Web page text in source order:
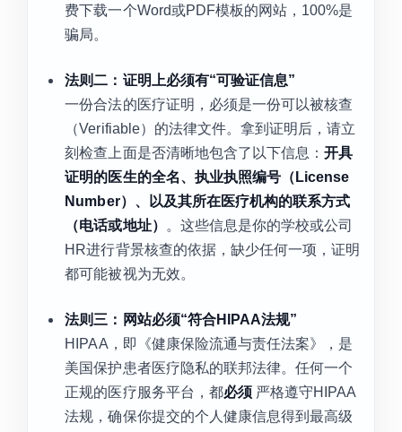
费下载一个Word或PDF模板的网站，100%是
骗局。
法则二：证明上必须有“可验证信息”
一份合法的医疗证明，必须是一份可以被核查
（Verifiable）的法律文件。拿到证明后，请立
刻检查上面是否清晰地包含了以下信息： 开具
证明的医生的全名、执业执照编号（License
Number）、以及其所在医疗机构的联系方式
（电话或地址）
。这些信息是你的学校或公司
HR进行背景核查的依据，缺少任何一项，证明
都可能被视为无效。
法则三：网站必须“符合HIPAA法规”
HIPAA，即《健康保险流通与责任法案》，是
美国保护患者医疗隐私的联邦法律。任何一个
正规的医疗服务平台，都必须严格遵守HIPAA
法规，确保你提交的个人健康信息得到最高级